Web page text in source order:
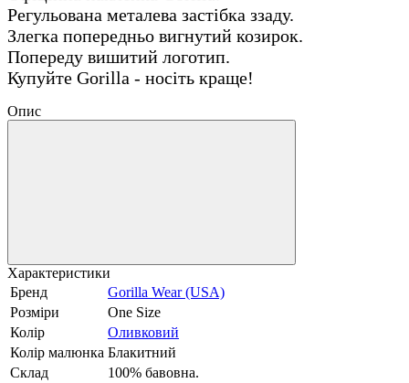
Регульована металева застібка ззаду.
Злегка попередньо вигнутий козирок.
Попереду вишитий логотип.
Купуйте Gorilla - носіть краще!
Опис
Характеристики
Бренд
Gorilla Wear (USA)
Розміри
One Size
Колір
Оливковий
Колір малюнка Блакитний
Склад
100% бавовна.